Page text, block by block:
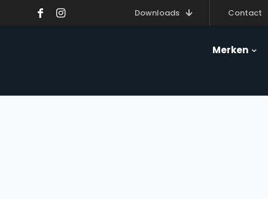
Downloads Contact
Merken